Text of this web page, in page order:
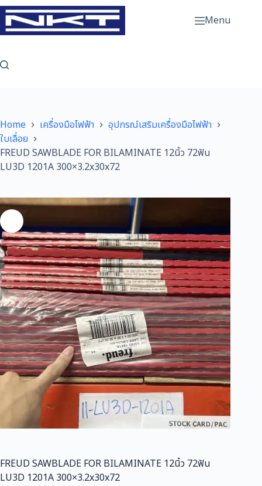
Skip
to
content
Menu
Home เครื่องมือไฟฟ้า
อุปกรณ์เสริมเครื่องมือไฟฟ้า
ใบเลื่อย
FREUD SAWBLADE FOR BILAMINATE 12นิ้ว 72ฟัน
LU3D 1201A 300×3.2x30x72
FREUD SAWBLADE FOR BILAMINATE 12นิ้ว 72ฟัน
LU3D 1201A 300×3.2x30x72